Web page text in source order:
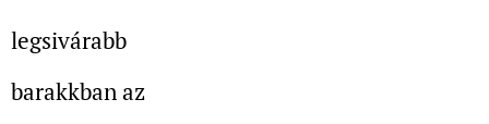
legsivárabb
barakkban az